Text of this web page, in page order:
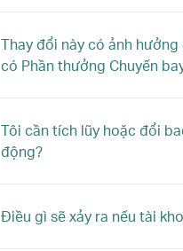
Thay đổi này có ảnh
có Phần thưởng Chuyến
Tôi cần tích lũy hoặc đổi
động?
Điều gì sẽ xảy ra nếu tài